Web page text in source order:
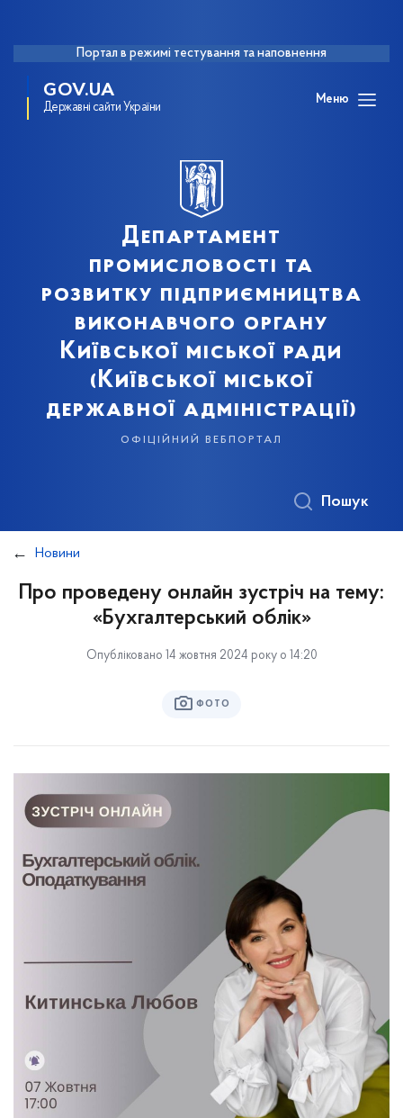
Портал в режимі тестування та наповнення
GOV.UA
Державні сайти України
Меню
Департамент
промисловості та
розвитку підприємництва
виконавчого органу
Київської міської ради
(Київської міської
державної адміністрації)
офіційний вебпортал
Пошук
Новини
Про проведену онлайн зустріч на тему:
«Бухгалтерський облік»
Опубліковано 14 жовтня 2024 року о 14:20
ФОТО